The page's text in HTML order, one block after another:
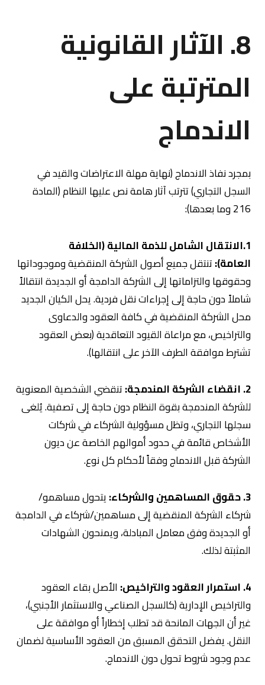
8. الآثار القانونية
المترتبة على
الاندماج
بمجرد نفاذ الاندماج (نهاية مهلة الاعتراضات والقيد في
السجل التجاري) تترتب آثار هامة نص عليها النظام (المادة
216 وما بعدها):
1.الانتقال الشامل للذمة المالية (الخلافة
العامة):تنتقل جميع أصول الشركة المنقضية وموجوداتها
وحقوقها والتزاماتها إلى الشركة الدامجة أو الجديدة انتقالاً
شاملاً دون حاجة إلى إجراءات نقل فردية. يحل الكيان الجديد
محل الشركة المنقضية في كافة العقود والدعاوى
والتراخيص، مع مراعاة القيود التعاقدية (بعض العقود
تشترط موافقة الطرف الآخر على انتقالها).
2. انقضاء الشركة المندمجة:
تنقضي الشخصية المعنوية
للشركة المندمجة بقوة النظام دون حاجة إلى تصفية. يُلغى
سجلها التجاري، وتظل مسؤولية الشركاء في شركات
الأشخاص قائمة في حدود أموالهم الخاصة عن ديون
الشركة قبل الاندماج وفقاً لأحكام كل نوع.
3. حقوق المساهمين والشركاء:
يتحول مساهمو/
شركاء الشركة المنقضية إلى مساهمين/شركاء في الدامجة
أو الجديدة وفق معامل المبادلة، ويمنحون الشهادات
المثبتة لذلك.
4. استمرار العقود والتراخيص:
الأصل بقاء العقود
والتراخيص الإدارية (كالسجل الصناعي والاستثمار الأجنبي)،
غير أن الجهات المانحة قد تطلب إخطاراً أو موافقة على
النقل. يفضل التحقق المسبق من العقود الأساسية لضمان
عدم وجود شروط تحول دون الاندماج.